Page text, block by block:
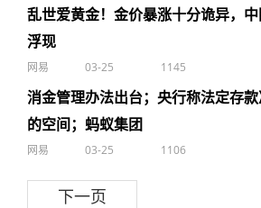
乱世爱黄金！金价暴涨十分诡异，
浮现
网易 03-25 1145
消金管理办法出台；央行称法定存
的空间；蚂蚁集团
网易 03-25 1106
下一页